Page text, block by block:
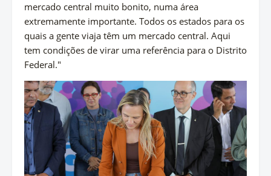
mercado central muito bonito, numa área
extremamente importante. Todos os estados para os
quais a gente viaja têm um mercado central. Aqui
tem condições de virar uma referência para o Distrito
Federal."